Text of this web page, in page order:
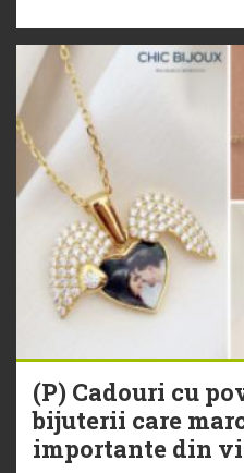
(P) Cadouri cu
bijuterii care
importante din